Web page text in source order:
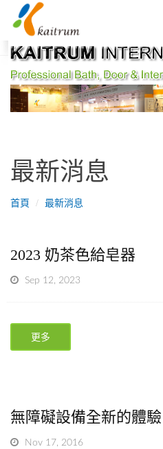
最新消息
首頁 最新消息
2023 奶茶色給皂器
Sep 12, 2023
更多
無障礙設備全新的體驗
Nov 17, 2016